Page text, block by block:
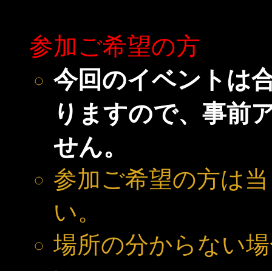
参加ご希望の方
今回のイベントは
りますので、事前
せん。
参加ご希望の方は
い。
場所の分からない